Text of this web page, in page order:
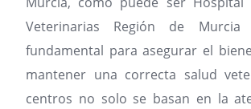
Veterinarias Región de Murcia
fundamental para asegurar el
mantener una correcta salud
centros no solo se basan en la